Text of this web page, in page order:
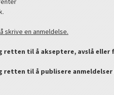
skrive en anmeldelse.
retten til å akseptere, avslå
retten til å publisere